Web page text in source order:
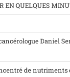
EN QUELQUES
Daniel
de